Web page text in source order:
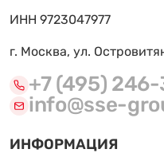
ИНН 9723047977
г. Москва, ул.
+7 (495)
info@sse-
ИНФОРМАЦИЯ